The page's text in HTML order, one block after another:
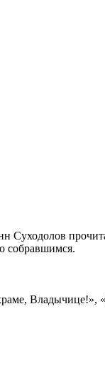
Суходолов
собравшимся.
Владычице!»,